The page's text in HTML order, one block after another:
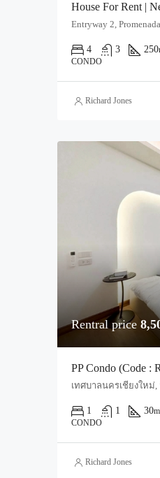
4 3 250
CONDO
Richard Jones
Rentral price
PP Condo (Code :
1 1 30
CONDO
Richard Jones